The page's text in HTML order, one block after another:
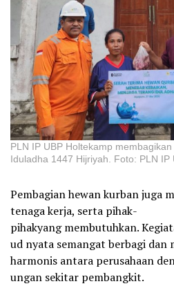
PLN IP UBP Holtekamp
Iduladha 1447 Hijriyah. Foto: PLN IP
Pembagian hewan kurban juga
tenaga kerja, serta pihak-
pihakyang membutuhkan.
ud nyata semangat berbagi
harmonis antara perusahaan
ungan sekitar pembangkit.